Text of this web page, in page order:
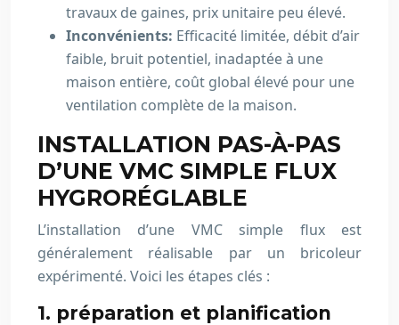
travaux de gaines, prix unitaire peu élevé.
Inconvénients: Efficacité limitée, débit d’air
faible, bruit potentiel, inadaptée à une
maison entière, coût global élevé pour une
ventilation complète de la maison.
INSTALLATION PAS-À-PAS
D’UNE VMC SIMPLE FLUX
HYGRORÉGLABLE
L’installation d’une VMC simple flux est
généralement réalisable par un bricoleur
expérimenté. Voici les étapes clés :
1. préparation et planification